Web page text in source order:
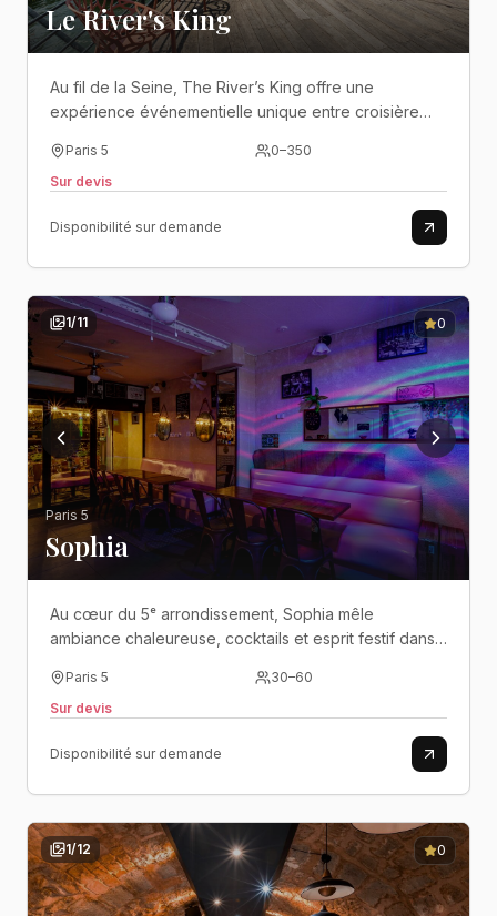
Le River's King
Au fil de la Seine, The River’s King offre une
expérience événementielle unique entre croisière
cœur de Paris..
Paris 5 0–350
Sur devis
Disponibilité sur demande
1/11 0
Paris 5
Sophia
Au cœur du 5ᵉ arrondissement, Sophia mêle
ambiance chaleureuse, cocktails et esprit festif dans
Paris 5 30–60
Sur devis
Disponibilité sur demande
1/12 0